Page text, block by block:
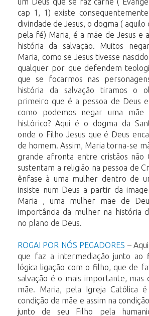
cap 1, 1) existe
divindade de Jesus, o dogma ( aquilo
pela fé) Maria, é a mãe de Jesus e
história da salvação. Muitos
Maria, como se Jesus tivesse
qualquer por que defendem
que se focarmos nas
história da salvação tiramos o
primeiro que é a pessoa de Deus
como podemos negar uma mãe
histórico? Aqui é o dogma da
onde o Filho Jesus que é Deus
de homem. Assim, Maria torna-se
grande afronta entre cristãos não
sustentam a religião na pessoa de
ênfase à uma mulher dentro de
insiste num Deus a partir da
Maria , uma mulher mãe de
importância da mulher na história
no plano de Deus.
ROGAI POR NÓS PEGADORES –
que faz a intermediação junto ao
lógica ligação com o filho, que de
salvação é o mais importante, mas
mãe. Maria, pela Igreja Católica é
condição de mãe e assim na
junto de seu Filho pela